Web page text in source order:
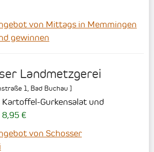
von Mittags in Memmingen
gewinnen
Landmetzgerei
1 Bad Buchau ]
Gurkensalat und
8,95 €
von Schosser